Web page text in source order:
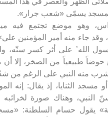
يسمّى «شعب جرار».
وهو موضع تجتمع فيه
وقد جاء منه أمير المؤمنين
الله’ على أثر كسر سنّه،
حوضاً طبيعياً من الصخر، إلا أن
منه النبي على الرغم من
أو مسجد الثنايا، إذ يقال: إنه
النبي، وهناك صورة لخرائبه
يقول حسام السلطنة: